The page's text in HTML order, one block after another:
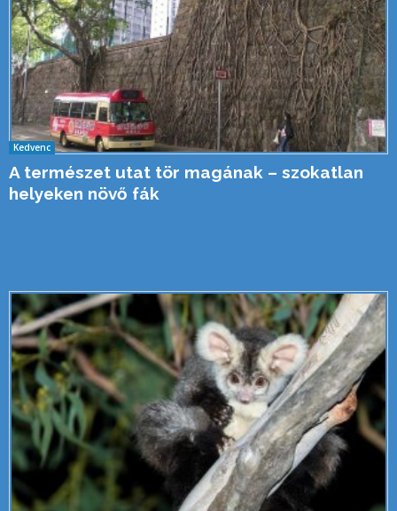
Kedvenc
A természet utat tör magának – szokatlan
helyeken növő fák